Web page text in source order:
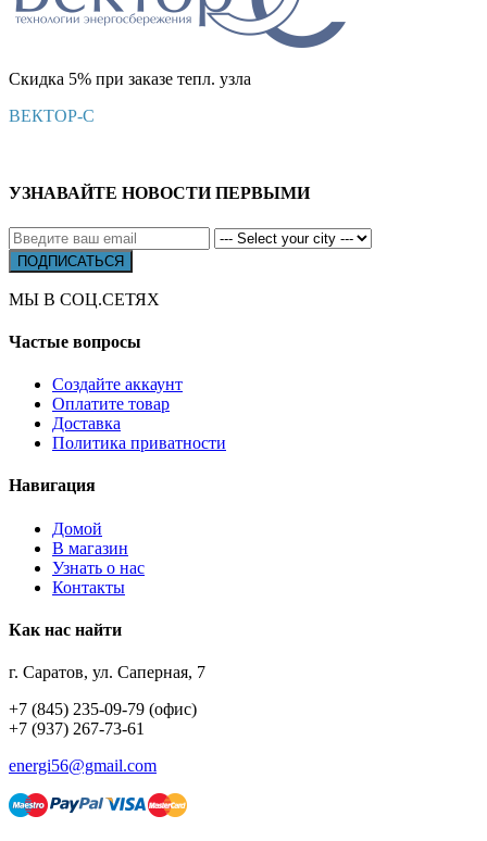
Скидка 5% при заказе тепл. узла
ВЕКТОР-С
УЗНАВАЙТЕ НОВОСТИ ПЕРВЫМИ
МЫ В СОЦ.СЕТЯХ
Частые вопросы
Создайте аккаунт
Оплатите товар
Доставка
Политика приватности
Навигация
Домой
В магазин
Узнать о нас
Контакты
Как нас найти
г. Саратов, ул. Саперная, 7
+7 (845) 235-09-79 (офис)
+7 (937) 267-73-61
energi56@gmail.com